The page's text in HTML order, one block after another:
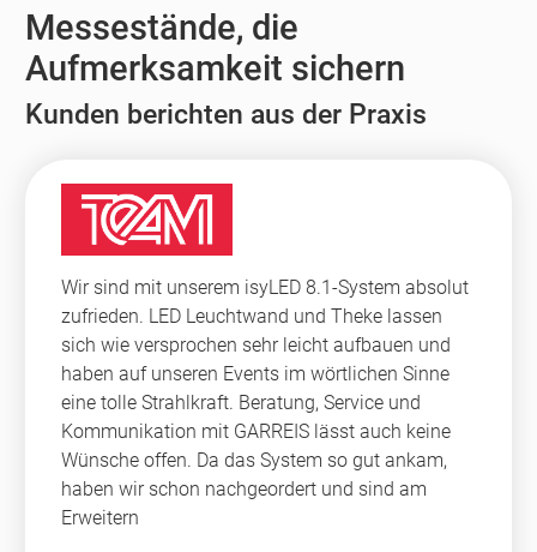
Messestände, die
Aufmerksamkeit sichern
Kunden berichten aus der Praxis
Wir sind mit unserem isyLED 8.1-System absolut
zufrieden. LED Leuchtwand und Theke lassen
sich wie versprochen sehr leicht aufbauen und
haben auf unseren Events im wörtlichen Sinne
eine tolle Strahlkraft. Beratung, Service und
Kommunikation mit GARREIS lässt auch keine
Wünsche offen. Da das System so gut ankam,
haben wir schon nachgeordert und sind am
Erweitern